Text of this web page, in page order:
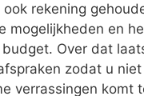
rekening
mogelijkheden en
Over dat
zodat u
verrassingen komt